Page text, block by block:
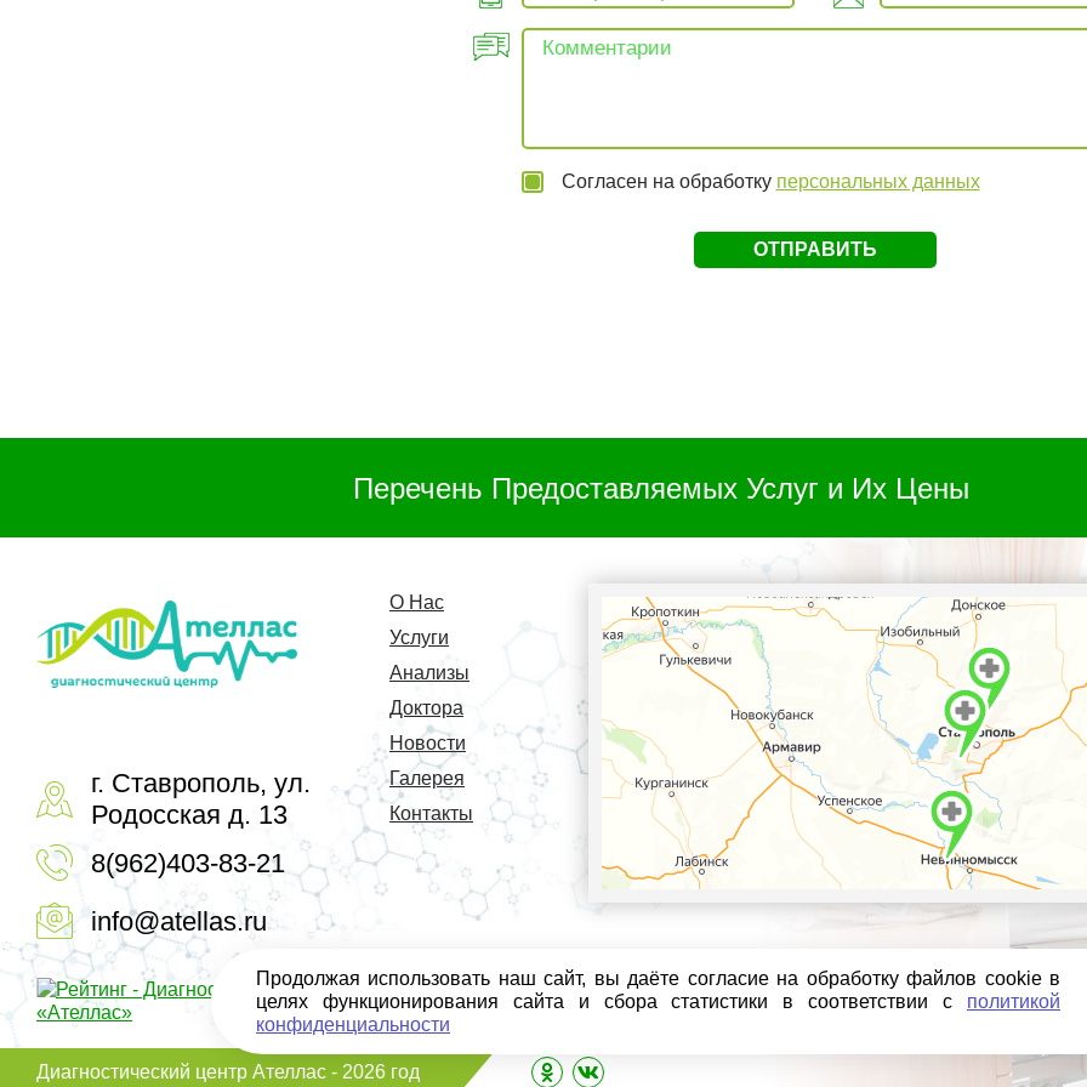
Согласен на обработку персональных данных
Перечень Предоставляемых Услуг и Их Цены
г. Ставрополь, ул.
Родосская д. 13
8(962)403-83-21
info@atellas.ru
О Нас
Услуги
Анализы
Доктора
Новости
Галерея
Контакты
Диагностический центр Ателлас - 2026 год
Продолжая использовать наш сайт, вы даёте согласие на обработку файлов cookie в
целях функционирования сайта и сбора статистики в соответствии с политикой
конфиденциальности